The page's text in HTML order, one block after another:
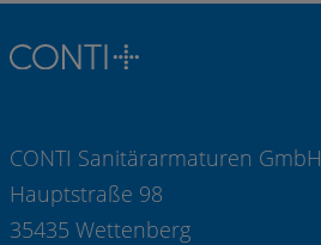
CONTI Sanitärarmaturen GmbH
Hauptstraße 98
35435 Wettenberg